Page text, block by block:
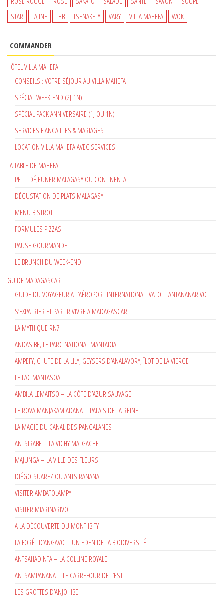
STAR
TAJINE THB TSENAKELY VARY VILLA MAHEFA WOK
COMMANDER
HÔTEL VILLA MAHEFA
CONSEILS : VOTRE SÉJOUR AU VILLA MAHEFA
SPÉCIAL WEEK-END (2J-1N)
SPÉCIAL PACK ANNIVERSAIRE (1J OU 1N)
SERVICES FIANCAILLES & MARIAGES
LOCATION VILLA MAHEFA AVEC SERVICES
LA TABLE DE MAHEFA
PETIT-DÉJEUNER MALAGASY OU CONTINENTAL
DÉGUSTATION DE PLATS MALAGASY
MENU BISTROT
FORMULES PIZZAS
PAUSE GOURMANDE
LE BRUNCH DU WEEK-END
GUIDE MADAGASCAR
GUIDE DU VOYAGEUR A L’AÉROPORT INTERNATIONAL IVATO – ANTANANARIVO
S’EXPATRIER ET PARTIR VIVRE A MADAGASCAR
LA MYTHIQUE RN7
ANDASIBE, LE PARC NATIONAL MANTADIA
AMPEFY, CHUTE DE LA LILY, GEYSERS D’ANALAVORY, ÎLOT DE LA VIERGE
LE LAC MANTASOA
AMBILA LEMAITSO – LA CÔTE D’AZUR SAUVAGE
LE ROVA MANJAKAMIADANA – PALAIS DE LA REINE
LA MAGIE DU CANAL DES PANGALANES
ANTSIRABE – LA VICHY MALGACHE
MAJUNGA – LA VILLE DES FLEURS
DIÉGO-SUAREZ OU ANTSIRANANA
VISITER AMBATOLAMPY
VISITER MIARINARIVO
A LA DÉCOUVERTE DU MONT IBITY
LA FORÊT D’ANGAVO – UN EDEN DE LA BIODIVERSITÉ
ANTSAHADINTA – LA COLLINE ROYALE
ANTSAMPANANA – LE CARREFOUR DE L’EST
LES GROTTES D’ANJOHIBE